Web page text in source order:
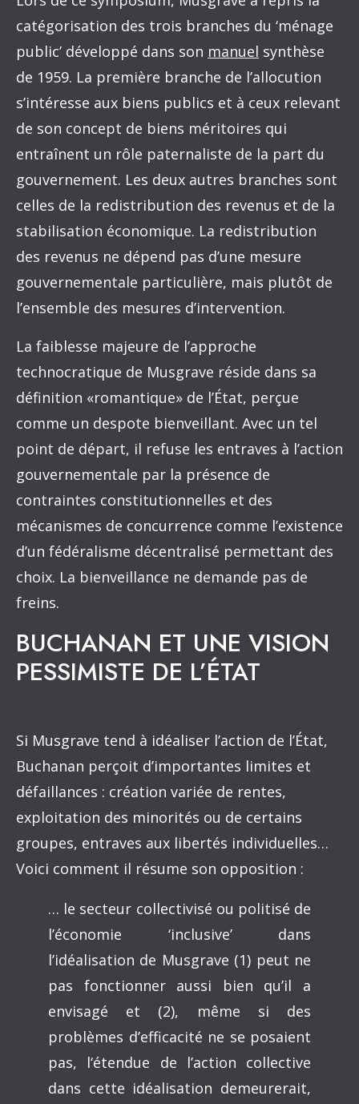
catégorisation des trois branches du ‘ménage
public’ développé dans son manuel synthèse
de 1959. La première branche de l’allocution
s’intéresse aux biens publics et à ceux relevant
de son concept de biens méritoires qui
entraînent un rôle paternaliste de la part du
gouvernement. Les deux autres branches sont
celles de la redistribution des revenus et de la
stabilisation économique. La redistribution
des revenus ne dépend pas d’une mesure
gouvernementale particulière, mais plutôt de
l’ensemble des mesures d’intervention.
La faiblesse majeure de l’approche
technocratique de Musgrave réside dans sa
définition «romantique» de l’État, perçue
comme un despote bienveillant. Avec un tel
point de départ, il refuse les entraves à l’action
gouvernementale par la présence de
contraintes constitutionnelles et des
mécanismes de concurrence comme l’existence
d’un fédéralisme décentralisé permettant des
choix. La bienveillance ne demande pas de
freins.
BUCHANAN ET UNE VISION
PESSIMISTE DE L’ÉTAT
Si Musgrave tend à idéaliser l’action de l’État,
Buchanan perçoit d’importantes limites et
défaillances : création variée de rentes,
exploitation des minorités ou de certains
groupes, entraves aux libertés individuelles…
Voici comment il résume son opposition :
… le secteur collectivisé ou politisé de
l’économie ‘inclusive’ dans
l’idéalisation de Musgrave (1) peut ne
pas fonctionner aussi bien qu’il a
envisagé et (2), même si des
problèmes d’efficacité ne se posaient
pas, l‘étendue de l’action collective
dans cette idéalisation demeurerait,